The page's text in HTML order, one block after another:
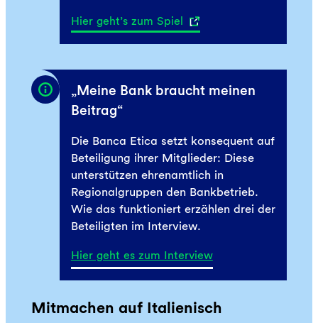
Hier geht’s zum Spiel
„Meine Bank braucht meinen
Beitrag“
Die Banca Etica setzt konsequent auf
Beteiligung ihrer Mitglieder: Diese
unterstützen ehrenamtlich in
Regionalgruppen den Bankbetrieb.
Wie das funktioniert erzählen drei der
Beteiligten im Interview.
Hier geht es zum Interview
Mitmachen auf Italienisch